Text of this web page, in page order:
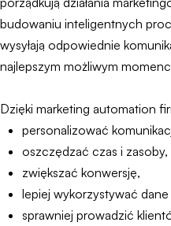
budowaniu inteligentnych
wysyłają odpowiednie
najlepszym możliwym
Dzięki marketing automation
personalizować
oszczędzać czas i zasoby,
zwiększać konwersję,
lepiej wykorzystywać
sprawniej prowadzić